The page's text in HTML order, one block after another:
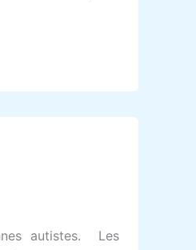
autistes. Les